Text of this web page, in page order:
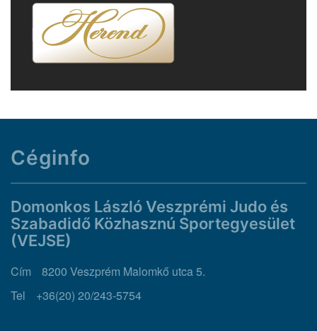
Céginfo
Domonkos László Veszprémi Judo és
Szabadidő Közhasznú Sportegyesület
(VEJSE)
Cím
8200 Veszprém Malomkő utca 5.
Tel
+36(20) 20/243-5754